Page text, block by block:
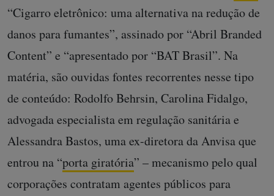
“Cigarro eletrônico: uma alternativa na redução de
danos para fumantes”, assinado por “Abril Branded
Content” e “apresentado por “BAT Brasil”. Na
matéria, são ouvidas fontes recorrentes nesse tipo
de conteúdo: Rodolfo Behrsin, Carolina Fidalgo,
advogada especialista em regulação sanitária e
Alessandra Bastos, uma ex-diretora da Anvisa que
entrou na “porta giratória” – mecanismo pelo qual
corporações contratam agentes públicos para